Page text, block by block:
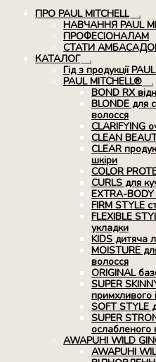
ПРО PAUL MITCHELL
НАВЧАННЯ PAUL
ПРОФЕСІОНАЛАМ
СТАТИ
КАТАЛОГ
Розгорнуте
вкладене
меню
Гід з продукції
PAUL MITCHELL®
BOND RX
BLONDE для
волосся
CLARIFYING
CLEAN
CLEAR
шкіри
COLOR
CURLS для
EXTRA-
FIRM STYLE
FLEXIBLE
укладки
KIDS дитяча
MOISTURE
волосся
ORIGINAL
SUPER
примхливого
SOFT STYLE
SUPER
ослабленого
AWAPUHI WILD
AWAPUHI